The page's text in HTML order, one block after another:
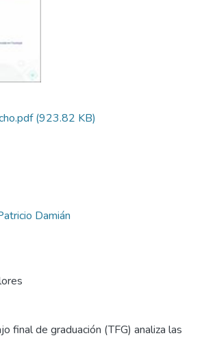
(923.82 KB)
Damián
final de graduación (TFG) analiza las